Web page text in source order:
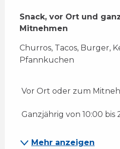
Snack, vor Ort und
Mitnehmen
Churros, Tacos, Burger,
Pfannkuchen
Vor Ort oder zum
Ganzjährig von 10:00
Mehr anzeigen